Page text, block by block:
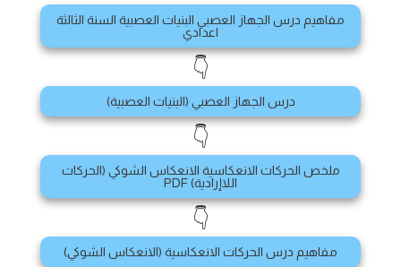
مفاهيم درس الجهاز العصبي البنيات العصبية السنة الثالثة
اعدادي
👇
درس الجهاز العصبي (البنيات العصبية)
👇
ملخص الحركات الانعكاسية الانعكاس الشوكي (الحركات
اللاإرادية) PDF
👇
مفاهيم درس الحركات الانعكاسية (الانعكاس الشوكي)